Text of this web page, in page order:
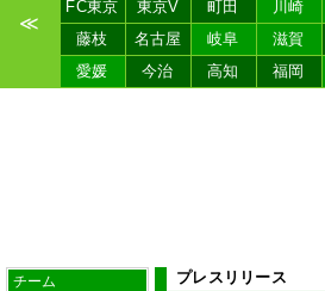
≪
FC東京
東京V 町田 川崎
藤枝
名古屋 岐阜 滋賀
愛媛
今治 高知 福岡
チーム プレスリリース